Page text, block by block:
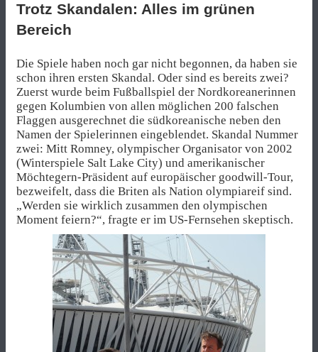
Trotz Skandalen: Alles im grünen
Bereich
Die Spiele haben noch gar nicht begonnen, da haben sie
schon ihren ersten Skandal. Oder sind es bereits zwei?
Zuerst wurde beim Fußballspiel der Nordkoreanerinnen
gegen Kolumbien von allen möglichen 200 falschen
Flaggen ausgerechnet die südkoreanische neben den
Namen der Spielerinnen eingeblendet. Skandal Nummer
zwei: Mitt Romney, olympischer Organisator von 2002
(Winterspiele Salt Lake City) und amerikanischer
Möchtegern-Präsident auf europäischer goodwill-Tour,
bezweifelt, dass die Briten als Nation olympiareif sind.
„Werden sie wirklich zusammen den olympischen
Moment feiern?“, fragte er im US-Fernsehen skeptisch.